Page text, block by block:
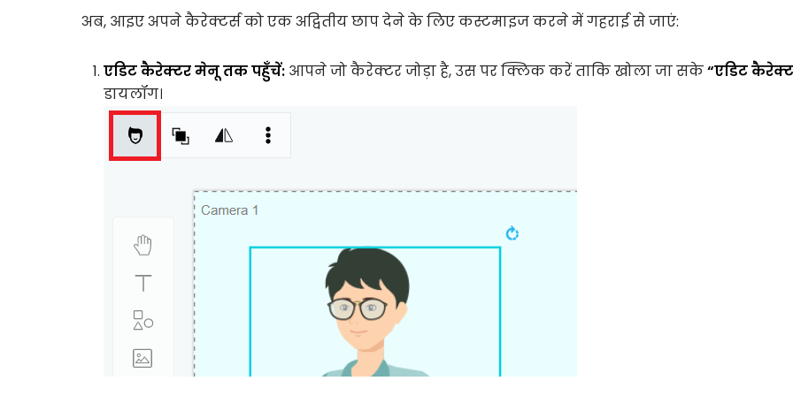
अब, आइए अपने कैरेक्टर्स को एक अद्वितीय छाप देने के लिए कस्टमाइज करने में गहराई से जाएं:
एडिट कैरेक्टर मेनू तक पहुँचें: आपने जो कैरेक्टर जोड़ा है, उस पर क्लिक करें ताकि खोला जा सके“एडिट
डायलॉग।